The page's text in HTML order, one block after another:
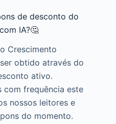
de desconto do
IA?🤔
Crescimento
obtido através do
ativo.
com frequência este
nossos leitores e
do momento.